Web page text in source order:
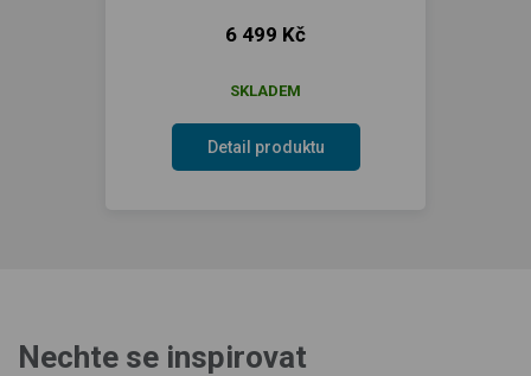
6 499 Kč
SKLADEM
Detail produktu
Nechte se inspirovat